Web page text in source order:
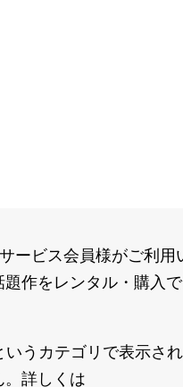
ービス会員様がご利用
作をレンタル・購入
うカテゴリで表示さ
詳しくは